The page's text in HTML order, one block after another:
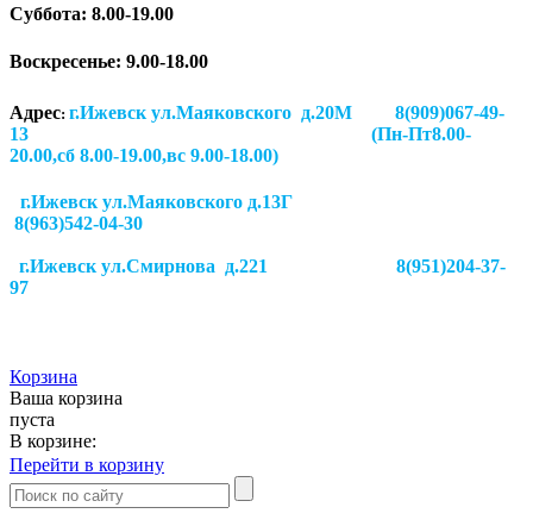
Суббота: 8.00-19.00
Воскресенье: 9.00-18.00
Адрес: г.Ижевск ул.Маяковского д.20М 8(909)067-49-
13 (Пн-Пт8.00-
20.00,сб 8.00-19.00,вс 9.00-18.00)
г.Ижевск ул.Маяковского д.13Г
8(963)542-04-30
г.Ижевск ул.Смирнова д.221
8(951)204-37-
97
Корзина
Ваша корзина
пуста
В корзине:
Перейти в корзину